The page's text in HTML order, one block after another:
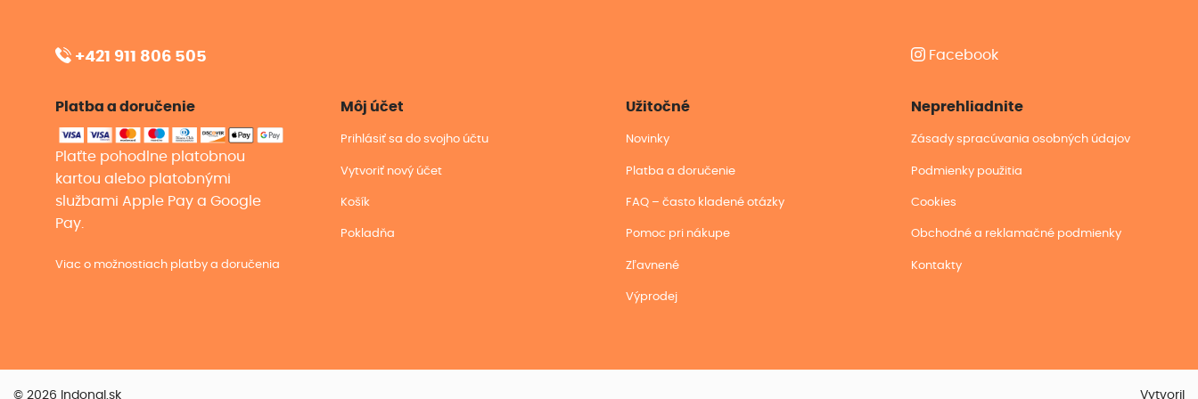
+421 911 806 505 Facebook
Platba a doručenie
Plaťte pohodlne platobnou
kartou alebo platobnými
službami Apple Pay a Google
Pay.
Viac o možnostiach platby a doručenia
Môj účet
Prihlásiť sa do svojho účtu
Vytvoriť nový účet
Košík
Pokladňa
Užitočné
Novinky
Platba a doručenie
FAQ – často kladené otázky
Pomoc pri nákupe
Zľavnené
Výprodej
Neprehliadnite
Zásady spracúvania osobných údajov
Podmienky použitia
Cookies
Obchodné a reklamačné podmienky
Kontakty
© 2026 Indonal.sk Vytvoril